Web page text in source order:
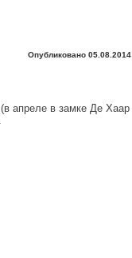
Опубликовано 05.08.2014
(в апреле в замке Де Хаар